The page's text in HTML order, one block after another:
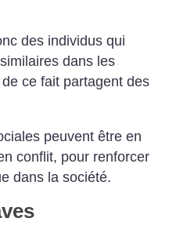
des individus qui
dans les
ce fait partagent des
peuvent être en
conflit, pour renforcer
dans la société.